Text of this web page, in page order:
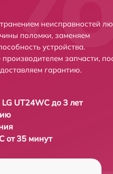
неисправностей
поломки, заменяем
устройства.
запчасти,
гарантию.
UT24WC до 3 лет
от 35 минут